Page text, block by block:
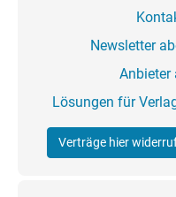
Newsletter
Anbieter
Lösungen für
Verträge hier